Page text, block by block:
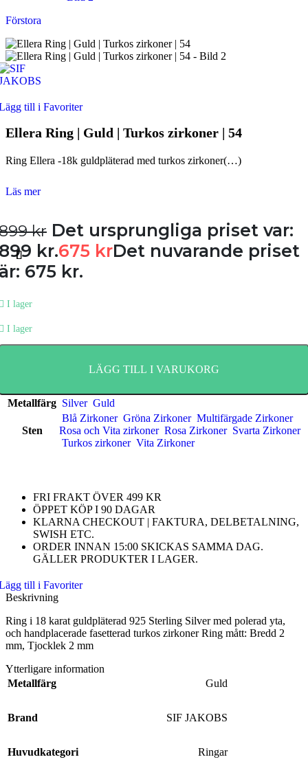
Förstora
till i Favoriter
Ellera Ring | Guld | Turkos zirkoner | 54
Ring Ellera -18k guldpläterad med turkos zirkoner(…)
Läs mer
kr Det ursprungliga priset var:
kr.675 krDet nuvarande priset
675 kr.
I lager
I lager
LÄGG TILL I VARUKORG
Metallfärg Silver Guld
Sten
Blå Zirkoner Gröna Zirkoner Multifärgade Zirkoner
Rosa och Vita zirkoner Rosa Zirkoner Svarta Zirkoner
Turkos zirkoner Vita Zirkoner
FRI FRAKT ÖVER 499 KR
ÖPPET KÖP I 90 DAGAR
KLARNA CHECKOUT | FAKTURA, DELBETALNING,
SWISH ETC.
ORDER INNAN 15:00 SKICKAS SAMMA DAG.
GÄLLER PRODUKTER I LAGER.
till i Favoriter
Beskrivning
Ring i 18 karat guldpläterad 925 Sterling Silver med polerad yta,
och handplacerade fasetterad turkos zirkoner Ring mått: Bredd 2
mm, Tjocklek 2 mm
Ytterligare information
Metallfärg
Guld
Brand SIF JAKOBS
Huvudkategori Ringar